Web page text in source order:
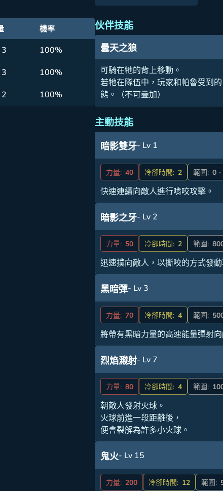
機率
100%
100%
100%
伙伴技能
曇天之狼
可騎在牠的背上移動。
若牠在隊伍中，玩家和帕魯受到的
態。（不可疊加）
主動技能
暗影雙牙- Lv 1
力量: 40 冷卻時間: 2 範圍: 0 -
快速連續向敵人進行啃咬攻擊。
暗影之牙- Lv 2
力量: 50 冷卻時間: 2 範圍:
迅速撲向敵人，以撕咬的方式發動
黑暗彈- Lv 3
力量: 70 冷卻時間: 4 範圍:
將帶有黑暗力量的高速能量彈射向
烈焰濺射- Lv 7
力量: 80 冷卻時間: 4 範圍:
朝敵人發射火球。
火球前進一段距離後，
便會裂解為許多小火球。
鬼火- Lv 15
力量: 200 冷卻時間: 12 範圍: